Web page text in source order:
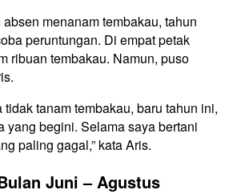
menanam tembakau, tahun
peruntungan. Di empat petak
ribuan tembakau. Namun, puso
tidak tanam tembakau, baru tahun ini,
yang begini. Selama saya bertani
paling gagal,” kata Aris.
Juni – Agustus